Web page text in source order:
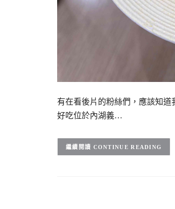
有在看後片的粉絲們，應該知
好吃位於內湖義…
CONTINUE READING